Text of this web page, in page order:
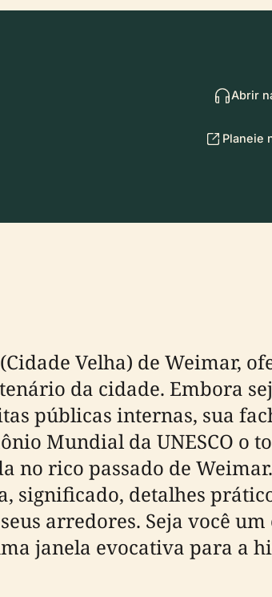
Abrir
Planeie
Velha) de Weimar,
da cidade. Embora
públicas internas, sua
Mundial da UNESCO o
rico passado de
significado, detalhes
arredores. Seja você
janela evocativa para a